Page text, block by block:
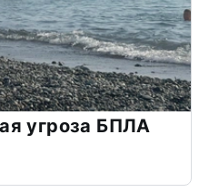
угроза БПЛА